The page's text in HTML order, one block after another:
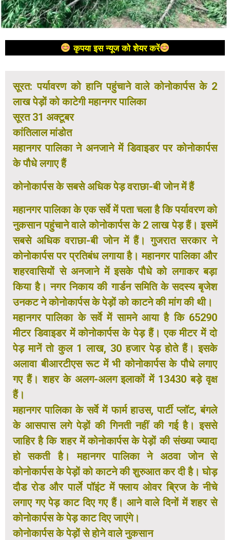
कृपया इस न्यूज को शेयर करें
सूरत: पर्यावरण को हानि पहुंचाने वाले कोनोकार्पस के 2
लाख पेड़ों को काटेगी महानगर पालिका
सूरत 31 अक्टूबर
कांतिलाल मांडोत
महानगर पालिका ने अनजाने में डिवाइडर पर कोनोकार्पस
के पौधे लगाए हैं
कोनोकार्पस के सबसे अधिक पेड़ वराछा-बी जोन में हैं
महानगर पालिका के एक सर्वे में पता चला है कि पर्यावरण को
नुकसान पहुंचाने वाले कोनोकार्पस के 2 लाख पेड़ हैं। इसमें
सबसे अधिक वराछा-बी जोन में हैं। गुजरात सरकार ने
कोनोकार्पस पर प्रतिबंध लगाया है। महानगर पालिका और
शहरवासियों से अनजाने में इसके पौधे को लगाकर बड़ा
किया है। नगर निकाय की गार्डन समिति के सदस्य बृजेश
उनकट ने कोनोकार्पस के पेड़ों को काटने की मांग की थी।
महानगर पालिका के सर्वे में सामने आया है कि 65290
मीटर डिवाइडर में कोनोकार्पस के पेड़ हैं। एक मीटर में दो
पेड़ मानें तो कुल 1 लाख, 30 हजार पेड़ होते हैं। इसके
अलावा बीआरटीएस रूट में भी कोनोकार्पस के पौधे लगाए
गए हैं। शहर के अलग-अलग इलाकों में 13430 बड़े वृक्ष
हैं।
महानगर पालिका के सर्वे में फार्म हाउस, पार्टी प्लॉट, बंगले
के आसपास लगे पेड़ों की गिनती नहीं की गई है। इससे
जाहिर है कि शहर में कोनोकार्पस के पेड़ों की संख्या ज्यादा
हो सकती है। महानगर पालिका ने अठवा जोन से
कोनोकार्पस के पेड़ों को काटने की शुरुआत कर दी है। घोड़
दौड रोड और पार्ले पॉइंट में फ्लाय ओवर ब्रिज के नीचे
लगाए गए पेड़ काट दिए गए हैं। आने वाले दिनों में शहर से
कोनोकार्पस के पेड़ काट दिए जाएंगे।
कोनोकार्पस के पेड़ों से होने वाले नुकसान